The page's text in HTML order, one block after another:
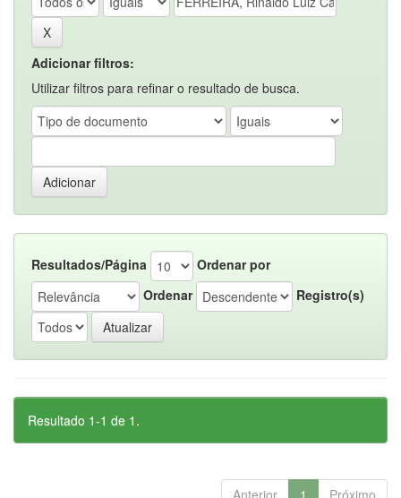
Adicionar filtros:
Utilizar filtros para refinar o resultado de busca.
Resultados/Página
Ordenar por
Ordenar
Registro(s)
Resultado 1-1 de 1.
Anterior 1 Próximo